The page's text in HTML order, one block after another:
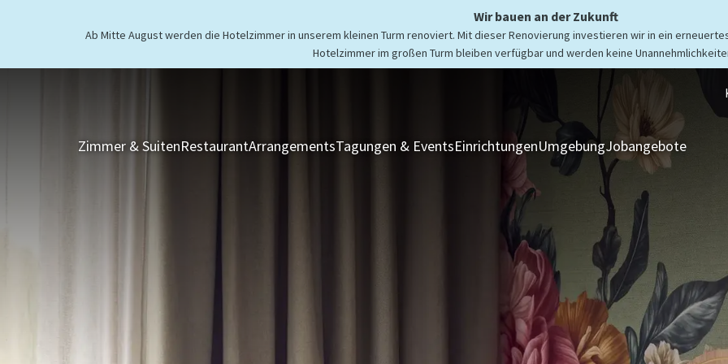
Wir bauen an der Zukunft
Ab Mitte August werden die Hotelzimmer in unserem kleinen Turm renoviert. Mit dieser Renovierung investieren wir in ein
Hotelzimmer im großen Turm bleiben verfügbar und werden keine
Zimmer & SuitenRestaurantArrangementsTagungen & EventsEinrichtungenUmgebungJobangebote